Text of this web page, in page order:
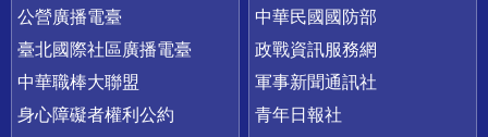
公營廣播電臺
臺北國際社區廣播電臺
中華職棒大聯盟
身心障礙者權利公約
中華民國國防部
政戰資訊服務網
軍事新聞通訊社
青年日報社